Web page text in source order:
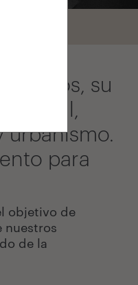
inicios, su
urbanismo.
para
objetivo de
nuestros
de la